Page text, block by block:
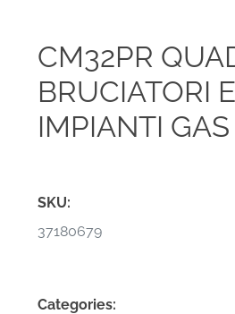
CM32PR
BRUCIATORI E
IMPIANTI GAS
SKU:
37180679
Categories: